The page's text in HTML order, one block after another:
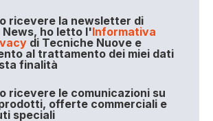
ricevere la newsletter di
News, ho letto l'Informativa
di Tecniche Nuove e
al trattamento dei miei dati
finalità
ricevere le comunicazioni su
offerte commerciali e
speciali